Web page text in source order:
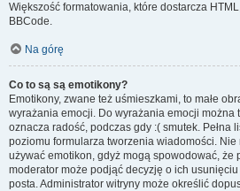
Większość formatowania, które dostarcza
BBCode.
Na górę
Co to są są emotikony?
Emotikony, zwane też uśmieszkami, to małe
wyrażania emocji. Do wyrażania emocji można
oznacza radość, podczas gdy :( smutek. Pełna
poziomu formularza tworzenia wiadomości.
używać emotikon, gdyż mogą spowodować, że
moderator może podjąć decyzję o ich
posta. Administrator witryny może określić